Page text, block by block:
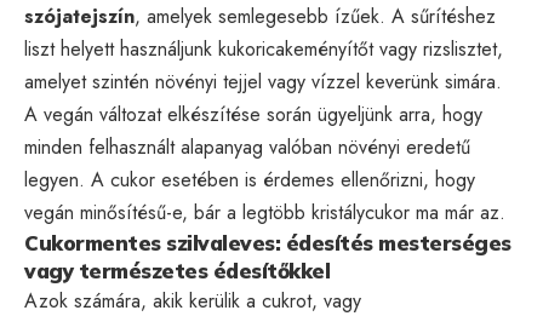
szójatejszín, amelyek semlegesebb ízűek. A sűrítéshez
liszt helyett használjunk kukoricakeményítőt vagy rizslisztet,
amelyet szintén növényi tejjel vagy vízzel keverünk simára.
A vegán változat elkészítése során ügyeljünk arra, hogy
minden felhasznált alapanyag valóban növényi eredetű
legyen. A cukor esetében is érdemes ellenőrizni, hogy
vegán minősítésű-e, bár a legtöbb kristálycukor ma már az.
Cukormentes szilvaleves: édesítés mesterséges
vagy természetes édesítőkkel
Azok számára, akik kerülik a cukrot, vagy